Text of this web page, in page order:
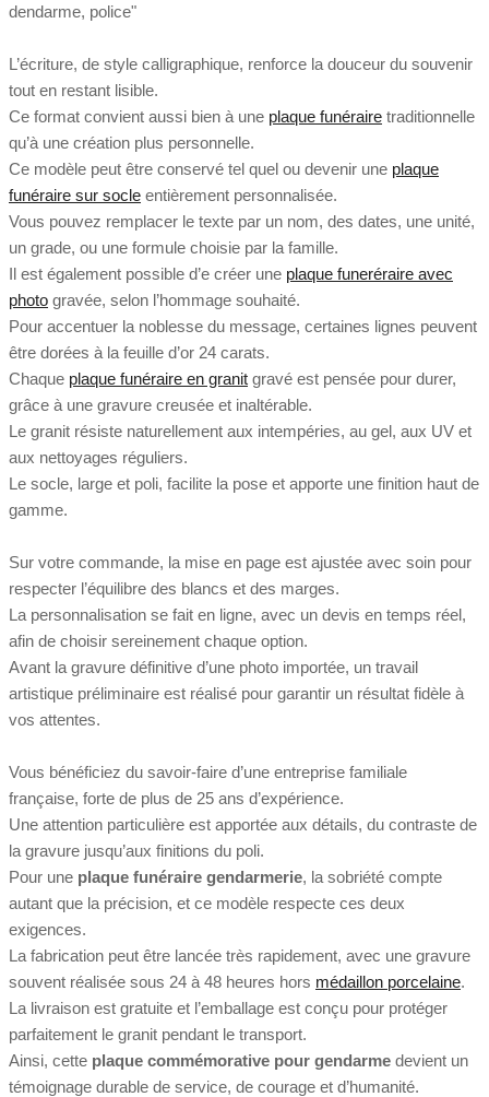
dendarme, police"
L’écriture, de style calligraphique, renforce la douceur du souvenir
tout en restant lisible.
Ce format convient aussi bien à une plaque funéraire traditionnelle
qu’à une création plus personnelle.
Ce modèle peut être conservé tel quel ou devenir une plaque
funéraire sur socle entièrement personnalisée.
Vous pouvez remplacer le texte par un nom, des dates, une unité,
un grade, ou une formule choisie par la famille.
Il est également possible d’e créer une plaque funeréraire avec
photo gravée, selon l’hommage souhaité.
Pour accentuer la noblesse du message, certaines lignes peuvent
être dorées à la feuille d’or 24 carats.
Chaque plaque funéraire en granit gravé est pensée pour durer,
grâce à une gravure creusée et inaltérable.
Le granit résiste naturellement aux intempéries, au gel, aux UV et
aux nettoyages réguliers.
Le socle, large et poli, facilite la pose et apporte une finition haut de
gamme.
Sur votre commande, la mise en page est ajustée avec soin pour
respecter l’équilibre des blancs et des marges.
La personnalisation se fait en ligne, avec un devis en temps réel,
afin de choisir sereinement chaque option.
Avant la gravure définitive d’une photo importée, un travail
artistique préliminaire est réalisé pour garantir un résultat fidèle à
vos attentes.
Vous bénéficiez du savoir-faire d’une entreprise familiale
française, forte de plus de 25 ans d’expérience.
Une attention particulière est apportée aux détails, du contraste de
la gravure jusqu’aux finitions du poli.
Pour une plaque funéraire gendarmerie, la sobriété compte
autant que la précision, et ce modèle respecte ces deux
exigences.
La fabrication peut être lancée très rapidement, avec une gravure
souvent réalisée sous 24 à 48 heures hors médaillon porcelaine.
La livraison est gratuite et l’emballage est conçu pour protéger
parfaitement le granit pendant le transport.
Ainsi, cette plaque commémorative pour gendarme devient un
témoignage durable de service, de courage et d’humanité.